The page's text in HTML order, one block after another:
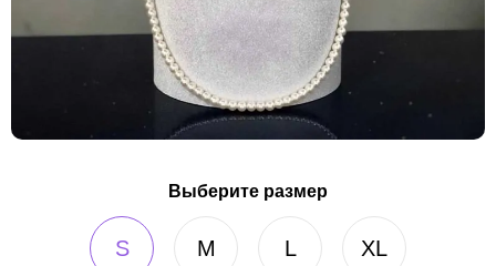
Выберите размер
S M L XL